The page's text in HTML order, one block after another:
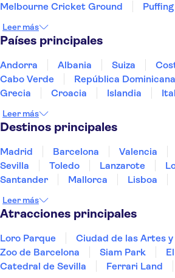
Melbourne Cricket Ground
Leer más
Países principales
Andorra Albania Suiza
Cabo Verde
República Dominicana
Grecia
Croacia Islandia
Portugal
Tailandia
Leer más
Destinos principales
Madrid Barcelona Valencia
Sevilla
Toledo Lanzarote
Santander
Mallorca Lisboa
Bilbao
Menorca Granada
Leer más
Atracciones principales
Loro Parque
Ciudad de las Artes
Zoo de Barcelona
Siam Park
Catedral de Sevilla
Ferrari Land